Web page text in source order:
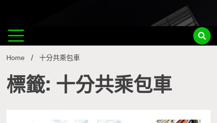
Home 十分共乘包車
標籤: 十分共乘包車